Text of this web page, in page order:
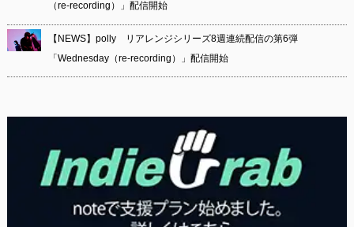
（re-recording）」配信開始
【NEWS】polly リアレンジシリーズ8週連続配信の第6弾
「Wednesday（re-recording）」配信開始